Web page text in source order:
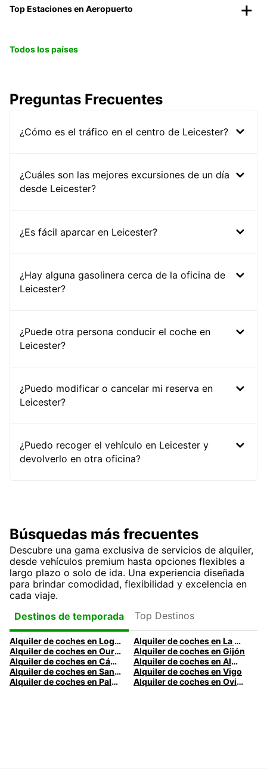
Top Estaciones en Aeropuerto
Todos los países
Preguntas Frecuentes
¿Cómo es el tráfico en el centro de Leicester?
¿Cuáles son las mejores excursiones de un día
desde Leicester?
¿Es fácil aparcar en Leicester?
¿Hay alguna gasolinera cerca de la oficina de
Leicester?
¿Puede otra persona conducir el coche en
Leicester?
¿Puedo modificar o cancelar mi reserva en
Leicester?
¿Puedo recoger el vehículo en Leicester y
devolverlo en otra oficina?
Búsquedas más frecuentes
Descubre una gama exclusiva de servicios de alquiler,
desde vehículos premium hasta opciones flexibles a
largo plazo o solo de ida. Una experiencia diseñada
para brindar comodidad, flexibilidad y excelencia en
cada viaje.
Destinos de temporada
Top Destinos
Alquiler de coches en Logroño
Alquiler de coches en La Coruña
Alquiler de coches en Ourense
Alquiler de coches en Gijón
Alquiler de coches en Cádiz
Alquiler de coches en Almería
Alquiler de coches en Santander
Alquiler de coches en Vigo
Alquiler de coches en Palma
Alquiler de coches en Oviedo